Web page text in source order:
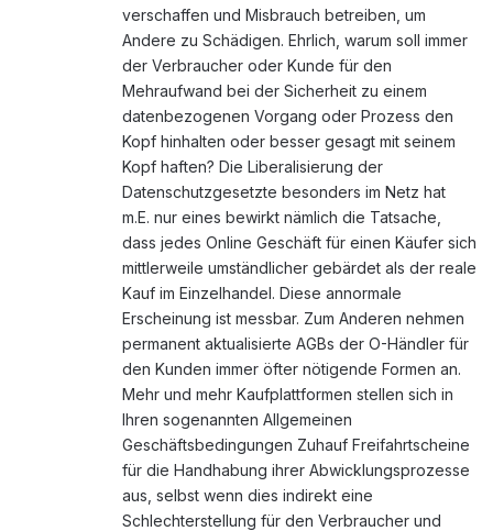
verschaffen und Misbrauch betreiben, um
Andere zu Schädigen. Ehrlich, warum soll immer
der Verbraucher oder Kunde für den
Mehraufwand bei der Sicherheit zu einem
datenbezogenen Vorgang oder Prozess den
Kopf hinhalten oder besser gesagt mit seinem
Kopf haften? Die Liberalisierung der
Datenschutzgesetzte besonders im Netz hat
m.E. nur eines bewirkt nämlich die Tatsache,
dass jedes Online Geschäft für einen Käufer sich
mittlerweile umständlicher gebärdet als der reale
Kauf im Einzelhandel. Diese annormale
Erscheinung ist messbar. Zum Anderen nehmen
permanent aktualisierte AGBs der O-Händler für
den Kunden immer öfter nötigende Formen an.
Mehr und mehr Kaufplattformen stellen sich in
Ihren sogenannten Allgemeinen
Geschäftsbedingungen Zuhauf Freifahrtscheine
für die Handhabung ihrer Abwicklungsprozesse
aus, selbst wenn dies indirekt eine
Schlechterstellung für den Verbraucher und